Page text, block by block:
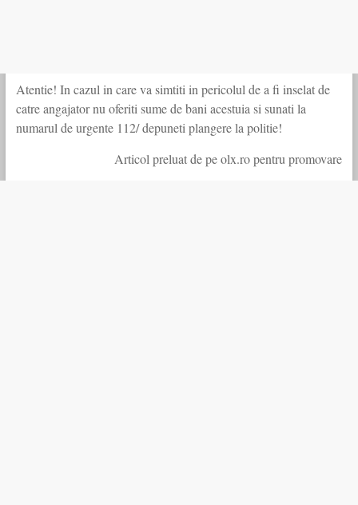
Atentie! In cazul in care va simtiti in pericolul de a fi inselat de
catre angajator nu oferiti sume de bani acestuia si sunati la
numarul de urgente 112/ depuneti plangere la politie!
Articol preluat de pe olx.ro pentru promovare